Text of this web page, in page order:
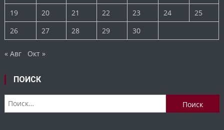
19
20 21 22 23 24
25
26
27 28 29 30
« Авг Окт »
ПОИСК
Найти: